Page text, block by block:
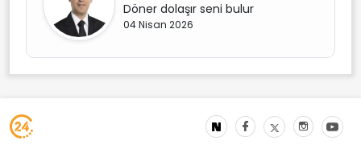
Döner dolaşır seni bulur
04 Nisan 2026